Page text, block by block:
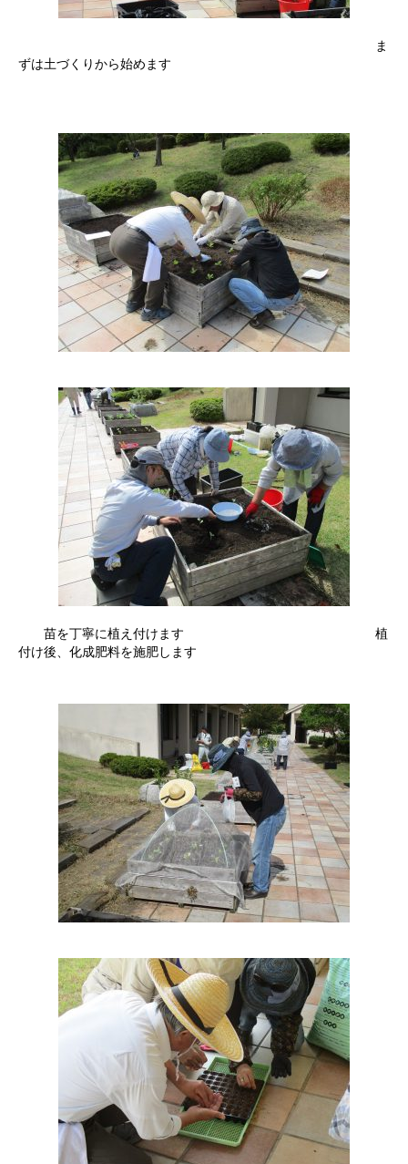
ま
ずは土づくりから始めます
苗を丁寧に植え付けます 植
付け後、化成肥料を施肥します